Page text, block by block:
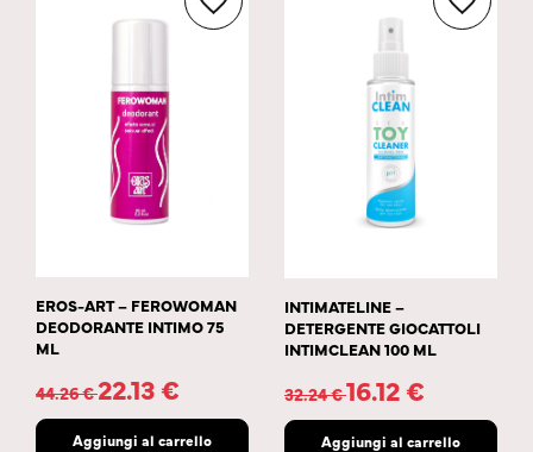
EROS-ART – FEROWOMAN
DEODORANTE INTIMO 75
ML
44.26€22.13€
Aggiungi al carrello
INTIMATELINE –
DETERGENTE GIOCATTOLI
INTIMCLEAN 100 ML
32.24€16.12€
Aggiungi al carrello